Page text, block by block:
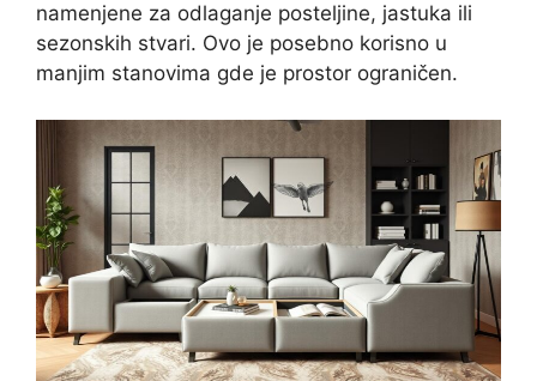
namenjene za odlaganje posteljine, jastuka ili
sezonskih stvari. Ovo je posebno korisno u
manjim stanovima gde je prostor ograničen.